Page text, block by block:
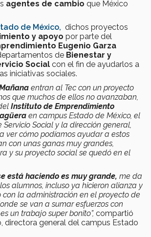
agentes de cambio que México
de México, dichos proyectos
y apoyo por parte del
Eugenio Garza
de Bienestar y
Social con el fin de ayudarlos a
iniciativas sociales.
entran al Tec con un proyecto
que muchos de ellos no avanzaban,
Instituto de Emprendimiento
en campus Estado de México, el
Social y la dirección general,
ver cómo podíamos ayudar a estos
con unas ganas muy grandes,
y su proyecto social se quedó en el
está haciendo es muy grande, me da
alumnos, incluso ya hicieron alianza y
la administración en el proyecto de
se van a sumar esfuerzos con
es un trabajo super bonito”, compartió
directora general del campus Estado